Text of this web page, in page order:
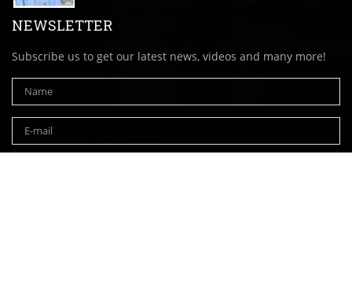
NEWSLETTER
Subscribe us to get our latest news, videos and many more!